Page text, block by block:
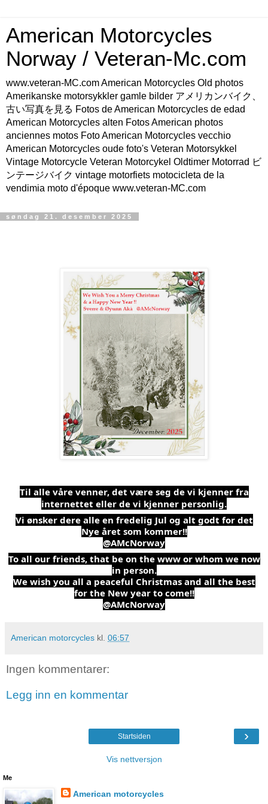
American Motorcycles
Norway / Veteran-Mc.com
www.veteran-MC.com American Motorcycles Old photos
Amerikanske motorsykkler gamle bilder アメリカンバイク、
古い写真を見る Fotos de American Motorcycles de edad
American Motorcycles alten Fotos American photos
anciennes motos Foto American Motorcycles vecchio
American Motorcycles oude foto's Veteran Motorsykkel
Vintage Motorcycle Veteran Motorcykel Oldtimer Motorrad ビ
ンテージバイク vintage motorfiets motocicleta de la
vendimia moto d'époque www.veteran-MC.com
søndag 21. desember 2025
Til alle våre venner, det være seg de vi kjenner fra
internettet eller de vi kjenner personlig.
Vi ønsker dere alle en fredelig Jul og alt godt for det
Nye året som kommer!!
@AMcNorway
To all our friends, that be on the www or whom we now
in person.
We wish you all a peaceful Christmas and all the best
for the New year to come!!
@AMcNorway
American motorcycles kl. 06:57
Ingen kommentarer:
Legg inn en kommentar
›
Startsiden
Vis nettversjon
Me
American motorcycles